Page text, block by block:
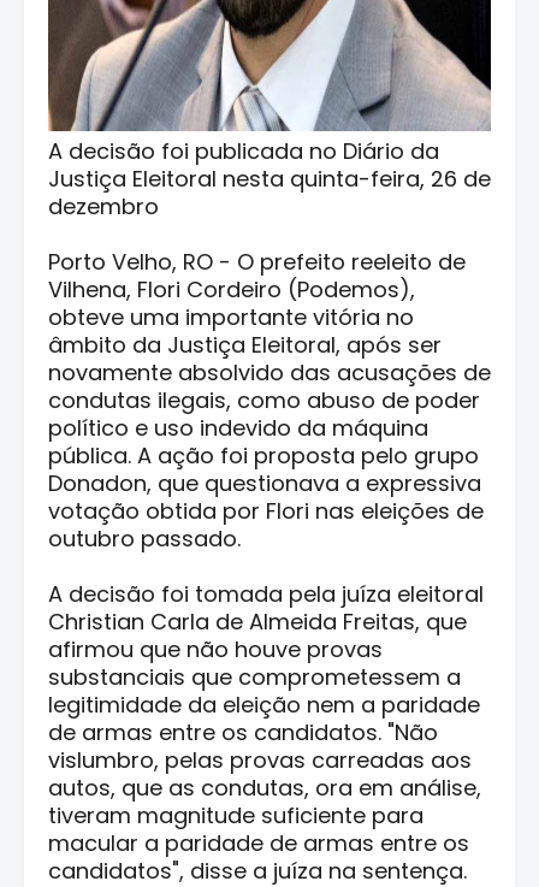
A decisão foi publicada no Diário da
Justiça Eleitoral nesta quinta-feira, 26 de
dezembro
Porto Velho, RO - O prefeito reeleito de
Vilhena, Flori Cordeiro (Podemos),
obteve uma importante vitória no
âmbito da Justiça Eleitoral, após ser
novamente absolvido das acusações de
condutas ilegais, como abuso de poder
político e uso indevido da máquina
pública. A ação foi proposta pelo grupo
Donadon, que questionava a expressiva
votação obtida por Flori nas eleições de
outubro passado.
A decisão foi tomada pela juíza eleitoral
Christian Carla de Almeida Freitas, que
afirmou que não houve provas
substanciais que comprometessem a
legitimidade da eleição nem a paridade
de armas entre os candidatos. "Não
vislumbro, pelas provas carreadas aos
autos, que as condutas, ora em análise,
tiveram magnitude suficiente para
macular a paridade de armas entre os
candidatos", disse a juíza na sentença.